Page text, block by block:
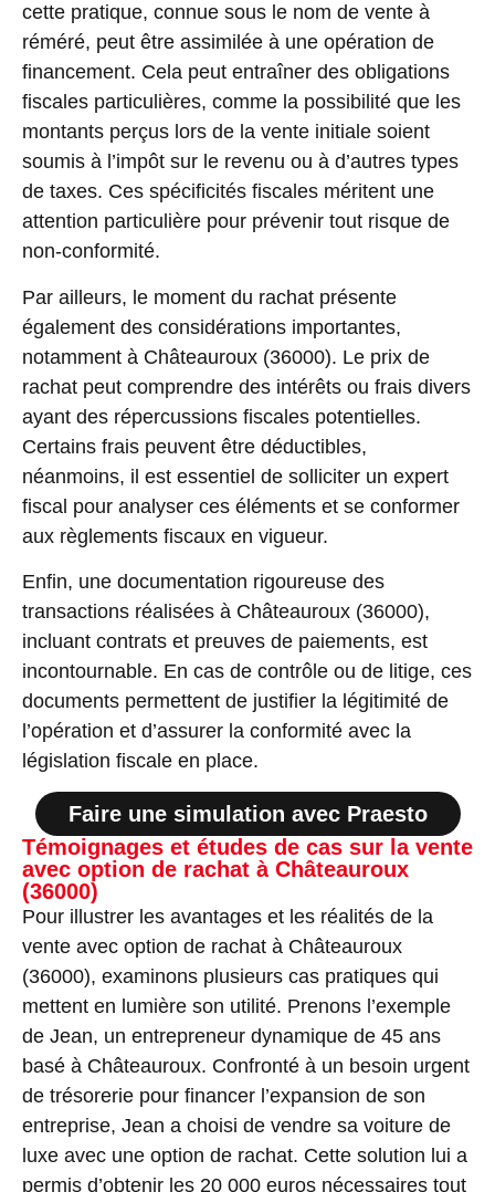
cette pratique, connue sous le nom de vente à
réméré, peut être assimilée à une opération de
financement. Cela peut entraîner des obligations
fiscales particulières, comme la possibilité que les
montants perçus lors de la vente initiale soient
soumis à l’impôt sur le revenu ou à d’autres types
de taxes. Ces spécificités fiscales méritent une
attention particulière pour prévenir tout risque de
non-conformité.
Par ailleurs, le moment du rachat présente
également des considérations importantes,
notamment à Châteauroux (36000). Le prix de
rachat peut comprendre des intérêts ou frais divers
ayant des répercussions fiscales potentielles.
Certains frais peuvent être déductibles,
néanmoins, il est essentiel de solliciter un expert
fiscal pour analyser ces éléments et se conformer
aux règlements fiscaux en vigueur.
Enfin, une documentation rigoureuse des
transactions réalisées à Châteauroux (36000),
incluant contrats et preuves de paiements, est
incontournable. En cas de contrôle ou de litige, ces
documents permettent de justifier la légitimité de
l’opération et d’assurer la conformité avec la
législation fiscale en place.
Faire une simulation avec Praesto
Témoignages et études de cas sur la vente
avec option de rachat à Châteauroux
(36000)
Pour illustrer les avantages et les réalités de la
vente avec option de rachat à Châteauroux
(36000), examinons plusieurs cas pratiques qui
mettent en lumière son utilité. Prenons l’exemple
de Jean, un entrepreneur dynamique de 45 ans
basé à Châteauroux. Confronté à un besoin urgent
de trésorerie pour financer l’expansion de son
entreprise, Jean a choisi de vendre sa voiture de
luxe avec une option de rachat. Cette solution lui a
permis d’obtenir les 20 000 euros nécessaires tout